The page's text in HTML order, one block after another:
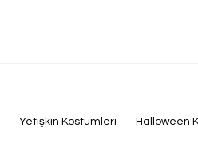
Yetişkin Kostümleri Halloween